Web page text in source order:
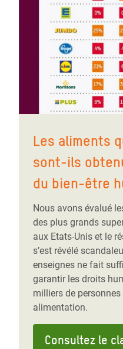
Les aliments
sont-ils
du bien-être
Nous avons évalué
des plus grands
aux Etats-Unis et le
s’est révélé
enseignes ne fait
garantir les droits
milliers de
alimentation.
Consultez le